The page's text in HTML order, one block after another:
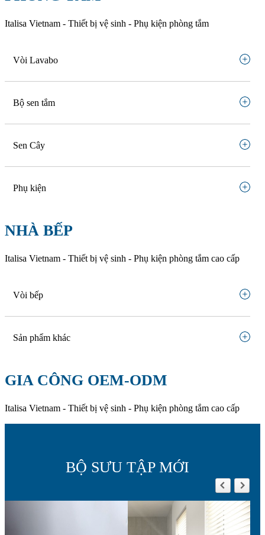
Italisa Vietnam - Thiết bị vệ sinh - Phụ kiện phòng tắm
Vòi Lavabo
Bộ sen tắm
Sen Cây
Phụ kiện
NHÀ BẾP
Italisa Vietnam - Thiết bị vệ sinh - Phụ kiện phòng tắm cao cấp
Vòi bếp
Sản phẩm khác
GIA CÔNG OEM-ODM
Italisa Vietnam - Thiết bị vệ sinh - Phụ kiện phòng tắm cao cấp
BỘ SƯU TẬP MỚI